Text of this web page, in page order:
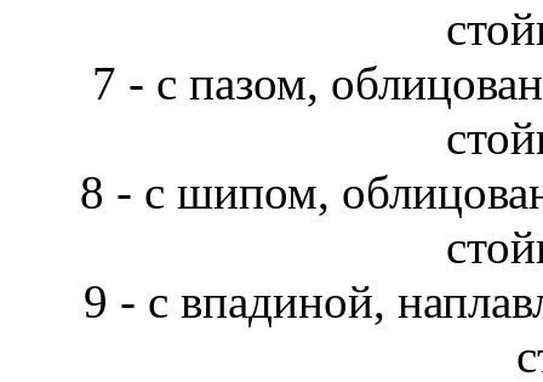
7 - с пазом,
8 - с шипом,
9 - с впадиной,